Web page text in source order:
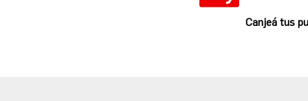
Canjeá tus